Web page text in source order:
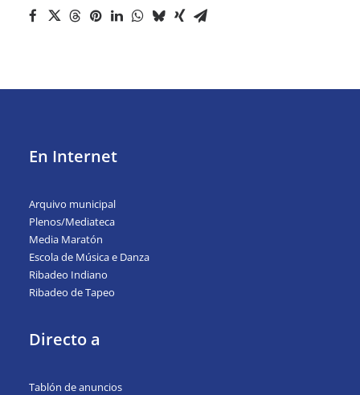
En Internet
Arquivo municipal
Plenos/Mediateca
Media Maratón
Escola de Música e Danza
Ribadeo Indiano
Ribadeo de Tapeo
Directo a
Tablón de anuncios